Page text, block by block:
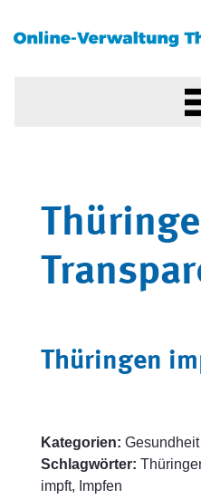
Thüringen
Kategorien: Gesundheit
Schlagwörter:
impft, Impfen